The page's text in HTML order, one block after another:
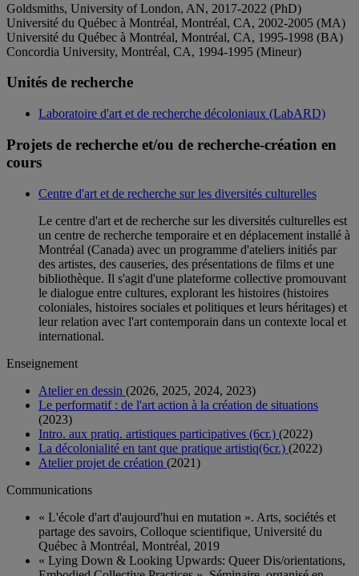
Goldsmiths, University of London, AN, 2017-2022 (PhD)
Université du Québec à Montréal, Montréal, CA, 2002-2005 (MA)
Université du Québec à Montréal, Montréal, CA, 1995-1998 (BA)
Concordia University, Montréal, CA, 1994-1995 (Mineur)
Unités de recherche
Laboratoire d'art et de recherche décoloniaux (LabARD)
Projets de recherche et/ou de recherche-création en
cours
Centre d'art et de recherche sur les diversités culturelles
Le centre d'art et de recherche sur les diversités culturelles est
un centre de recherche temporaire et en déplacement installé à
Montréal (Canada) avec un programme d'ateliers initiés par
des artistes, des causeries, des présentations de films et une
bibliothèque. Il s'agit d'une plateforme collective promouvant
le dialogue entre cultures, explorant les histoires (histoires
coloniales, histoires sociales et politiques et leurs héritages) et
leur relation avec l'art contemporain dans un contexte local et
international.
Enseignement
Atelier en dessin (2026, 2025, 2024, 2023)
Le performatif : de l'art action à la création de situations
(2023)
Intro. aux pratiq. artistiques participatives (6cr.) (2022)
La décolonialité en tant que pratique artistiq(6cr.) (2022)
Atelier projet de création (2021)
Communications
« L'école d'art d'aujourd'hui en mutation ». Arts, sociétés et
partage des savoirs, Colloque scientifique, Université du
Québec à Montréal, Montréal, 2019
« Lying Down & Looking Upwards: Queer Dis/orientations,